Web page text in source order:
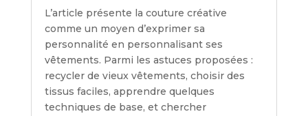
L’article présente la couture créative
comme un moyen d’exprimer sa
personnalité en personnalisant ses
vêtements. Parmi les astuces proposées :
recycler de vieux vêtements, choisir des
tissus faciles, apprendre quelques
techniques de base, et chercher